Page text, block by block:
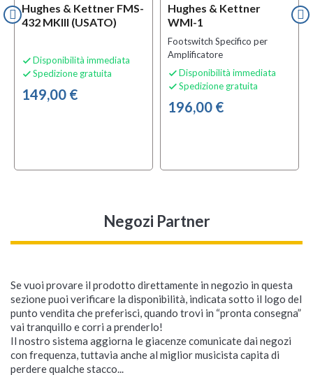
Hughes & Kettner FMS-
432 MKIII (USATO)
 Disponibilità immediata
 Spedizione gratuita
149,00 €
Hughes & Kettner
WMI-1
Footswitch Specifico per
Amplificatore
 Disponibilità immediata
 Spedizione gratuita
196,00 €
Negozi Partner
Se vuoi provare il prodotto direttamente in negozio in questa
sezione puoi verificare la disponibilità, indicata sotto il logo del
punto vendita che preferisci, quando trovi in “pronta consegna”
vai tranquillo e corri a prenderlo!
Il nostro sistema aggiorna le giacenze comunicate dai negozi
con frequenza, tuttavia anche al miglior musicista capita di
perdere qualche stacco...